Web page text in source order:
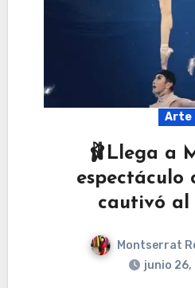
Arte
🩰Llega a
espectáculo
cautivó al
Montserrat
junio 26,